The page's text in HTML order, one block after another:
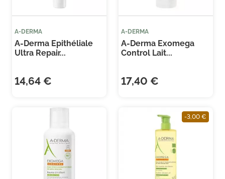
A-DERMA
A-Derma Epithéliale
Ultra Repair...
14,64 €
A-DERMA
A-Derma Exomega
Control Lait...
17,40 €
-3,00 €